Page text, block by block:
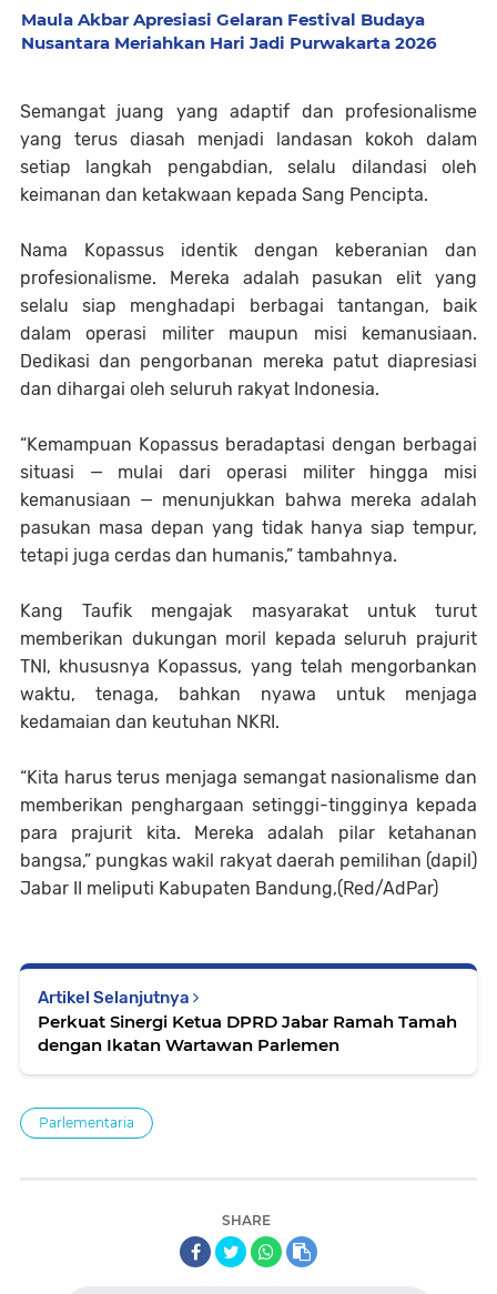
Maula Akbar Apresiasi Gelaran Festival Budaya
Nusantara Meriahkan Hari Jadi Purwakarta 2026
Semangat juang yang adaptif dan profesionalisme
yang terus diasah menjadi landasan kokoh dalam
setiap langkah pengabdian, selalu dilandasi oleh
keimanan dan ketakwaan kepada Sang Pencipta.
Nama Kopassus identik dengan keberanian dan
profesionalisme. Mereka adalah pasukan elit yang
selalu siap menghadapi berbagai tantangan, baik
dalam operasi militer maupun misi kemanusiaan.
Dedikasi dan pengorbanan mereka patut diapresiasi
dan dihargai oleh seluruh rakyat Indonesia.
“Kemampuan Kopassus beradaptasi dengan berbagai
situasi — mulai dari operasi militer hingga misi
kemanusiaan — menunjukkan bahwa mereka adalah
pasukan masa depan yang tidak hanya siap tempur,
tetapi juga cerdas dan humanis,” tambahnya.
Kang Taufik mengajak masyarakat untuk turut
memberikan dukungan moril kepada seluruh prajurit
TNI, khususnya Kopassus, yang telah mengorbankan
waktu, tenaga, bahkan nyawa untuk menjaga
kedamaian dan keutuhan NKRI.
“Kita harus terus menjaga semangat nasionalisme dan
memberikan penghargaan setinggi-tingginya kepada
para prajurit kita. Mereka adalah pilar ketahanan
bangsa,” pungkas wakil rakyat daerah pemilihan (dapil)
Jabar II meliputi Kabupaten Bandung,(Red/AdPar)
Artikel Selanjutnya
Perkuat Sinergi Ketua DPRD Jabar Ramah Tamah
dengan Ikatan Wartawan Parlemen
Parlementaria
SHARE